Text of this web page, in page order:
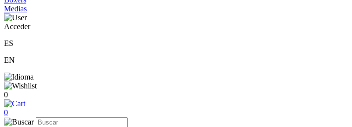
Medias
Acceder
ES
EN
0
0